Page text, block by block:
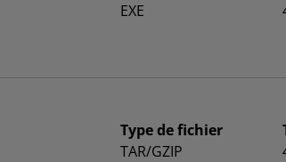
EXE
Type de fichier
TAR/GZIP